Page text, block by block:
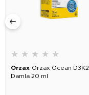
★ ★ ★ ★ ★
Orzax Orzax Ocean D3K2
Damla 20 ml